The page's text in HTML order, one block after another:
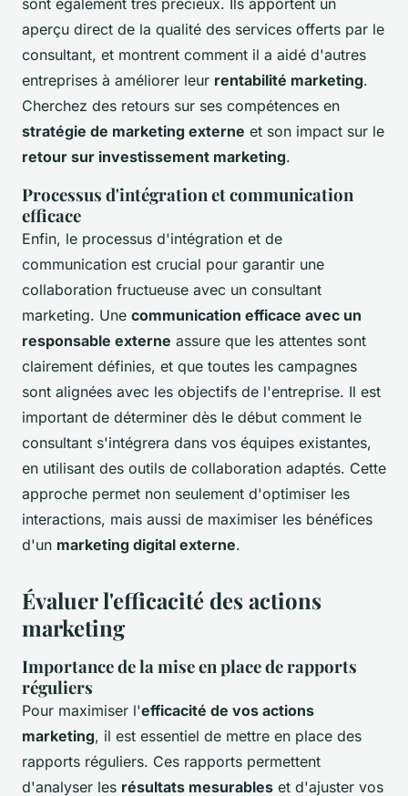
aperçu direct de la qualité des services offerts par le
consultant, et montrent comment il a aidé d'autres
entreprises à améliorer leur rentabilité marketing.
Cherchez des retours sur ses compétences en
stratégie de marketing externe et son impact sur le
retour sur investissement marketing.
Processus d'intégration et communication
efficace
Enfin, le processus d'intégration et de
communication est crucial pour garantir une
collaboration fructueuse avec un consultant
marketing. Une communication efficace avec un
responsable externe assure que les attentes sont
clairement définies, et que toutes les campagnes
sont alignées avec les objectifs de l'entreprise. Il est
important de déterminer dès le début comment le
consultant s'intégrera dans vos équipes existantes,
en utilisant des outils de collaboration adaptés. Cette
approche permet non seulement d'optimiser les
interactions, mais aussi de maximiser les bénéfices
d'un marketing digital externe.
Évaluer l'efficacité des actions
marketing
Importance de la mise en place de rapports
réguliers
Pour maximiser l'efficacité de vos actions
marketing, il est essentiel de mettre en place des
rapports réguliers. Ces rapports permettent
d'analyser les résultats mesurables et d'ajuster vos